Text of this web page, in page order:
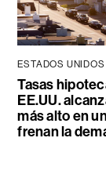
ESTADOS UNIDOS
Tasas
EE.UU.
más alto en
frenan la